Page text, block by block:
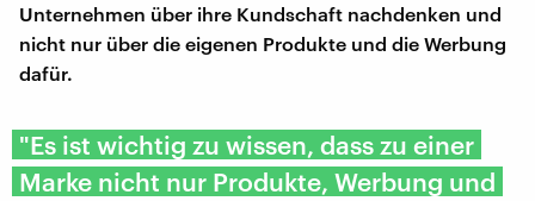
Unternehmen über ihre Kundschaft nachdenken und
nicht nur über die eigenen Produkte und die Werbung
dafür.
"Es ist wichtig zu wissen, dass zu einer
Marke nicht nur Produkte, Werbung und